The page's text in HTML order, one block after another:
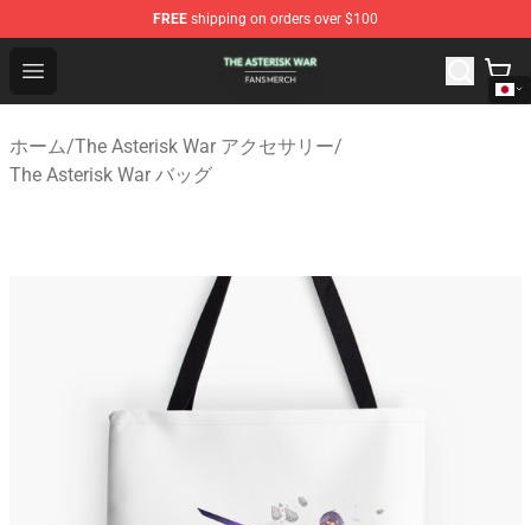
FREE shipping on orders over $100
Open menu
The Asterisk War Shop - Official The Asterisk War
ホーム/The Asterisk War アクセサリー/
The Asterisk War バッグ